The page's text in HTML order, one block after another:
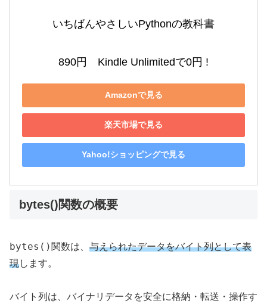
いちばんやさしいPythonの教科書
890円　Kindle Unlimitedで0円 !
Amazonで見る
楽天市場で見る
Yahoo!ショッピングで見る
bytes()関数の概要
bytes() 関数は、 与えられたデータをバイト列として表
現します。
バイト列は、バイナリデータを安全に格納・転送・操作す